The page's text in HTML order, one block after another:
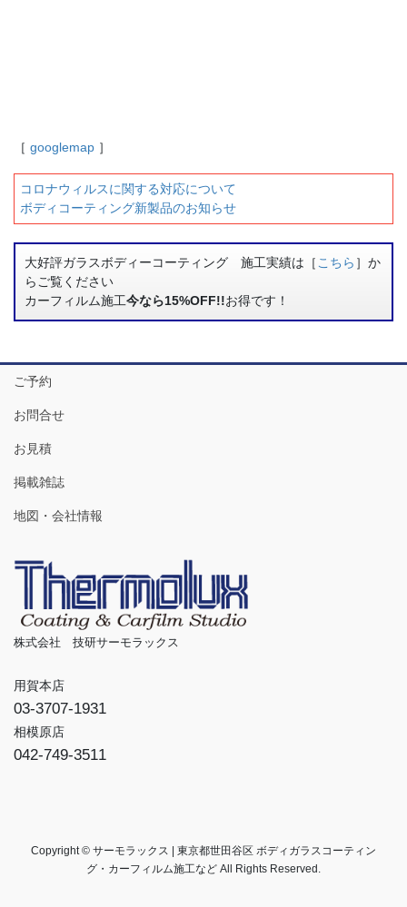
［ googlemap ］
コロナウィルスに関する対応について
ボディコーティング新製品のお知らせ
大好評ガラスボディーコーティング 施工実績は［ こちら ］か
らご覧ください
カーフィルム施工今なら15%OFF!!お得です！
ご予約
お問合せ
お見積
掲載雑誌
地図・会社情報
株式会社 技研サーモラックス
用賀本店
03-3707-1931
相模原店
042-749-3511
Copyright © サーモラックス | 東京都世田谷区 ボディガラスコーティン
グ・カーフィルム施工など All Rights Reserved.